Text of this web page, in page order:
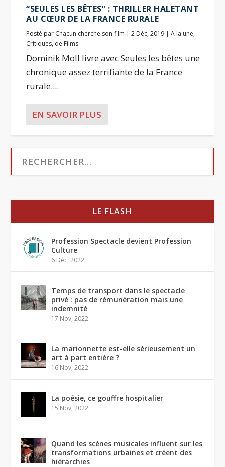
“SEULES LES BÊTES” : THRILLER HALETANT
AU CŒUR DE LA FRANCE RURALE
Posté par Chacun cherche son film |2 Déc, 2019 |A la une,
Critiques, de Films
Dominik Moll livre avec Seules les bêtes une
chronique assez terrifiante de la France
rurale....
EN SAVOIR PLUS
LE FLASH
Profession Spectacle devient Profession
Culture
6 Déc, 2022
Temps de transport dans le spectacle
privé : pas de rémunération mais une
indemnité
17 Nov, 2022
La marionnette est-elle sérieusement un
art à part entière ?
16 Nov, 2022
La poésie, ce gouffre hospitalier
15 Nov, 2022
Quand les scènes musicales influent sur les
transformations urbaines et créent des
hiérarchies